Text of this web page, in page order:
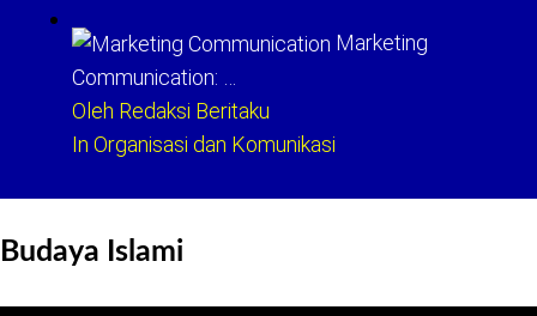
Marketing
Communication: …
Oleh Redaksi Beritaku
In Organisasi dan Komunikasi
Budaya Islami